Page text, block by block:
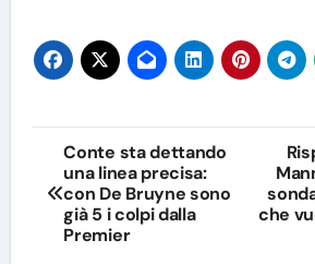
Navigazione
articoli
Conte sta dettando
una linea precisa:
con De Bruyne sono
già 5 i colpi dalla
Premier
che